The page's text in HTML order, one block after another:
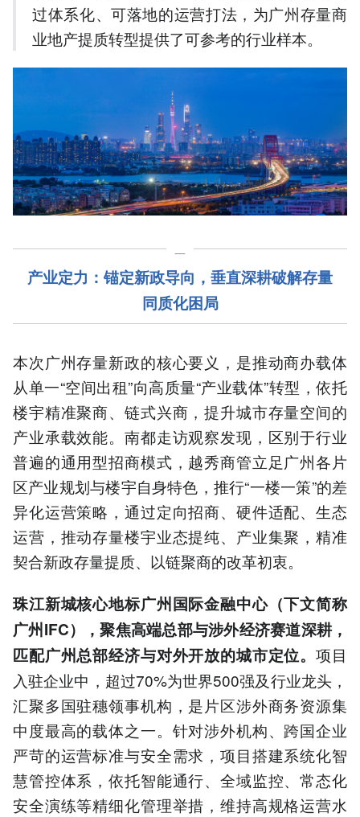
过体系化、可落地的运营打法，为广州存量商
业地产提质转型提供了可参考的行业样本。
一
产业定力：锚定新政导向，垂直深耕破解存量
同质化困局
本次广州存量新政的核心要义，是推动商办载体
从单一“空间出租”向高质量“产业载体”转型，依托
楼宇精准聚商、链式兴商，提升城市存量空间的
产业承载效能。南都走访观察发现，区别于行业
普遍的通用型招商模式，越秀商管立足广州各片
区产业规划与楼宇自身特色，推行“一楼一策”的差
异化运营策略，通过定向招商、硬件适配、生态
运营，推动存量楼宇业态提纯、产业集聚，精准
契合新政存量提质、以链聚商的改革初衷。
珠江新城核心地标广州国际金融中心（下文简称
广州IFC），聚焦高端总部与涉外经济赛道深耕，
匹配广州总部经济与对外开放的城市定位。项目
入驻企业中，超过70%为世界500强及行业龙头，
汇聚多国驻穗领事机构，是片区涉外商务资源集
中度最高的载体之一。针对涉外机构、跨国企业
严苛的运营标准与安全需求，项目搭建系统化智
慧管控体系，依托智能通行、全域监控、常态化
安全演练等精细化管理举措，维持高规格运营水